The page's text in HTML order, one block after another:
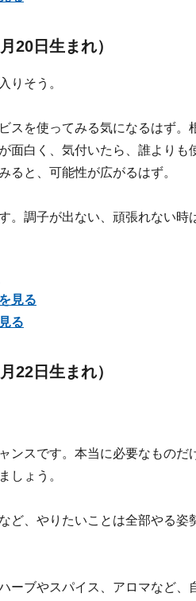
20日生まれ）
りそう。
スを使ってみる気になるはず。
面白く、気付いたら、誰よりも
ると、可能性が広がるはず。
。調子が出ない、頑張れない時
見る
る
22日生まれ）
ンスです。本当に必要なものだ
しょう。
ど、やりたいことは全部やる姿
ーブやスパイス、アロマなど、